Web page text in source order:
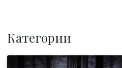
Категории